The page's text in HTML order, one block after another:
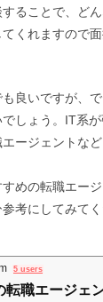
ることで、ど
くれますので
良いですが、
しょう。IT系
ージェントな
めの転職エー
考にしてみてく
5 users
転職エージェ